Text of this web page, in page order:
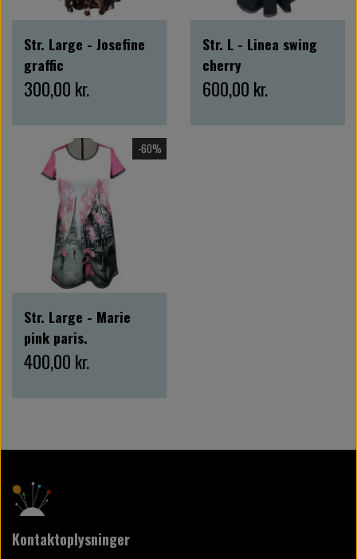
Str. Large - Josefine
graffic
300,00 kr.
Str. L - Linea swing
cherry
600,00 kr.
-60%
Str. Large - Marie
pink paris.
400,00 kr.
Kontaktoplysninger